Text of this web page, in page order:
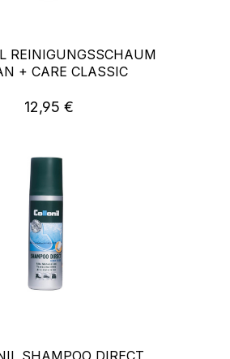
REINIGUNGSSCHAUM
+ CARE CLASSIC
Regulärer Preis:
12,95 €